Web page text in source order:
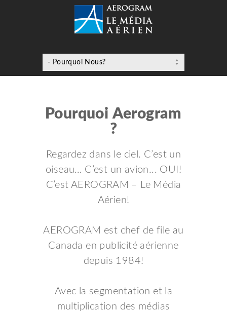
Pourquoi Aerogram
?
Regardez dans le ciel. C’est un
oiseau… C’est un avion... OUI!
C’est AEROGRAM – Le Média
Aérien!
AEROGRAM est chef de file au
Canada en publicité aérienne
depuis 1984!
Avec la segmentation et la
multiplication des médias